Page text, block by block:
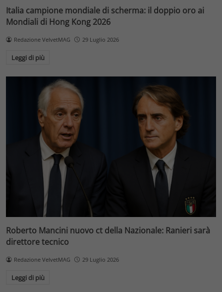
Italia campione mondiale di scherma: il doppio oro ai
Mondiali di Hong Kong 2026
Redazione VelvetMAG 29 Luglio 2026
Leggi di più
Roberto Mancini nuovo ct della Nazionale: Ranieri sarà
direttore tecnico
Redazione VelvetMAG 29 Luglio 2026
Leggi di più